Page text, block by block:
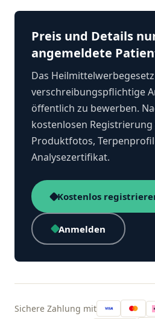
Preis und Details
angemeldete
Das
verschreibungspflichtige
öffentlich zu bewerben.
kostenlosen Registrierung
Produktfotos,
Analysezertifikat.
Kostenlos
Anmelden
Sichere Zahlung mit